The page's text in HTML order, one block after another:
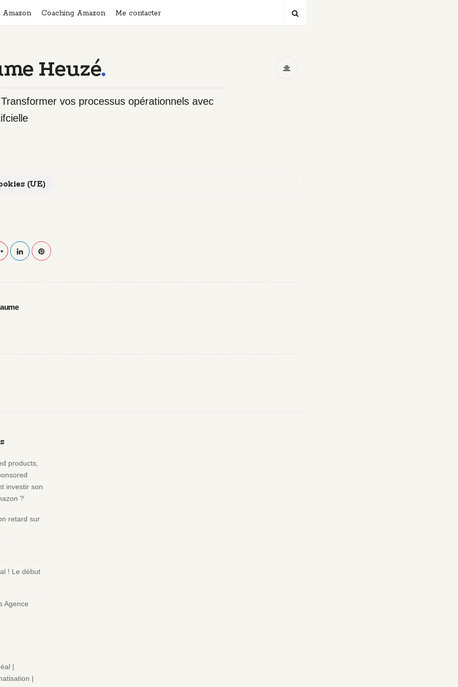
Amazon Coaching Amazon Me contacter
Heuzé.
vos processus opérationnels avec
(UE)
products,
investir son
?
retard sur
! Le début
Agence
|
|